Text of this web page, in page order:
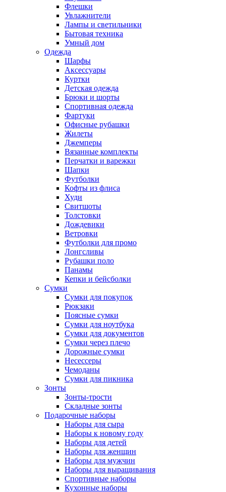
Флешки
Увлажнители
Лампы и светильники
Бытовая техника
Умный дом
Одежда
Шарфы
Аксессуары
Куртки
Детская одежда
Брюки и шорты
Спортивная одежда
Фартуки
Офисные рубашки
Жилеты
Джемперы
Вязанные комплекты
Перчатки и варежки
Шапки
Футболки
Кофты из флиса
Худи
Свитшоты
Толстовки
Дождевики
Ветровки
Футболки для промо
Лонгсливы
Рубашки поло
Панамы
Кепки и бейсболки
Сумки
Сумки для покупок
Рюкзаки
Поясные сумки
Сумки для ноутбука
Сумки для документов
Сумки через плечо
Дорожные сумки
Несессеры
Чемоданы
Сумки для пикника
Зонты
Зонты-трости
Складные зонты
Подарочные наборы
Наборы для сыра
Наборы к новому году
Наборы для детей
Наборы для женщин
Наборы для мужчин
Наборы для выращивания
Спортивные наборы
Кухонные наборы